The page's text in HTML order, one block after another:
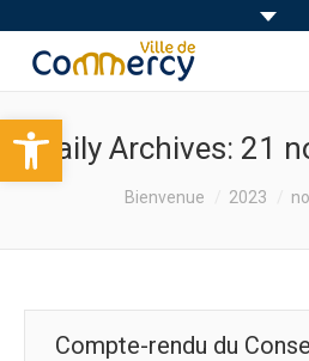
Ouvrir la barre d’outils
MUNICIPALITÉ
Daily Archives: 21
You are here:Bienvenue 2023
Compte-rendu du